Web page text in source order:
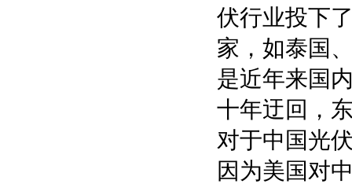
伏行业投下
家，如泰国
是近年来国
十年迂回，
对于中国光
因为美国对